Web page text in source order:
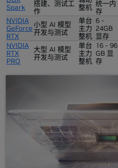
Spark
搭建、测试工
作
整机 统一内
存
NVIDIA
GeForce
RTX
小型 AI 模型
开发与测试
单台
主力
整机
6 -
24GB
显存
NVIDIA
RTX
PRO
大型 AI 模型
开发与测试
单台
主力
整机
16 - 96
GB 显
存